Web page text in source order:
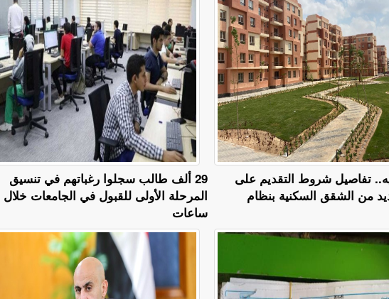
29 ألف طالب سجلوا رغباتهم في تنسيق
المرحلة الأولى للقبول في الجامعات خلال
ساعات
جنيه.. تفاصيل شروط التقديم على
من الشقق السكنية بنظام